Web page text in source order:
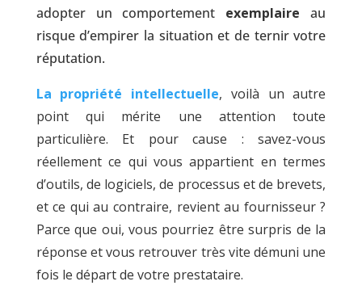
adopter un comportement exemplaire au
risque d’empirer la situation et de ternir votre
réputation.
La propriété intellectuelle, voilà un autre
point qui mérite une attention toute
particulière. Et pour cause : savez-vous
réellement ce qui vous appartient en termes
d’outils, de logiciels, de processus et de brevets,
et ce qui au contraire, revient au fournisseur ?
Parce que oui, vous pourriez être surpris de la
réponse et vous retrouver très vite démuni une
fois le départ de votre prestataire.